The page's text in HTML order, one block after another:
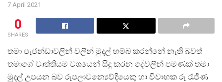
7 April 2021
0
SHARES
තමා පැජන්ඩාවලින් වලින් මුදල් හම්බ කරන්නේ නැති බවත්
තමාගේ වෘත්තියම වශයෙන් සිදු කරන දේවලින් පමණක් තමා
මුදල් උපයන බව රූපලාවන්‍යෙව්දියෙකු හා විවාහක රූ රැජිණ